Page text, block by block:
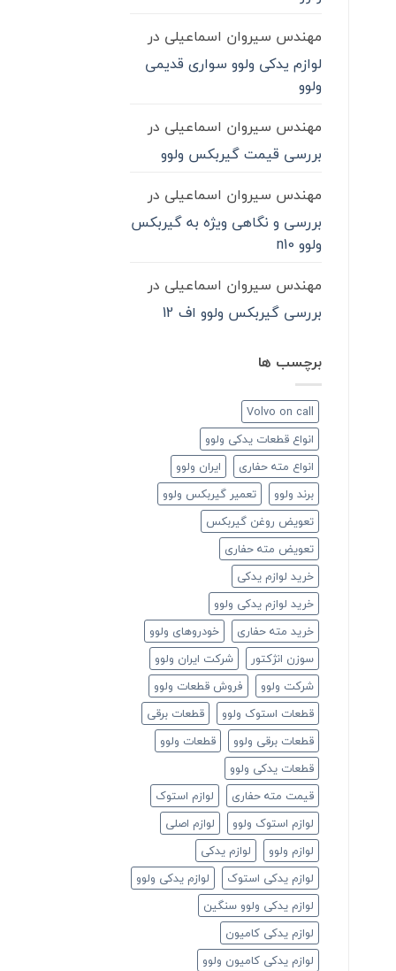
مهندس سیروان اسماعیلی در
لوازم یدکی ولوو سواری قدیمی
ولوو
مهندس سیروان اسماعیلی در
بررسی قیمت گیربکس ولوو
مهندس سیروان اسماعیلی در
بررسی و نگاهی ویژه به گیربکس
ولوو n10
مهندس سیروان اسماعیلی در
بررسی گیربکس ولوو اف 12
برچسب ها
Volvo on call
انواع قطعات یدکی ولوو
انواع مته حفاری
ایران ولوو
برند ولوو
تعمیر گیربکس ولوو
تعویض روغن گیربکس
تعویض مته حفاری
خرید لوازم یدکی
خرید لوازم یدکی ولوو
خرید مته حفاری
خودروهای ولوو
سوزن انژکتور
شرکت ایران ولوو
شرکت ولوو
فروش قطعات ولوو
قطعات استوک ولوو
قطعات برقی
قطعات برقی ولوو
قطعات ولوو
قطعات یدکی ولوو
قیمت مته حفاری
لوازم استوک
لوازم استوک ولوو
لوازم اصلی
لوازم ولوو
لوازم یدکی
لوازم یدکی استوک
لوازم یدکی ولوو
لوازم یدکی ولوو سنگین
لوازم یدکی کامیون
لوازم یدکی کامیون ولوو